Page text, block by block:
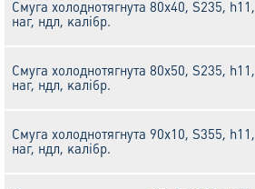
Смуга холоднотягнута 80х40, S235, h11,
наг, ндл, калібр.
Смуга холоднотягнута 80х50, S235, h11,
наг, ндл, калібр.
Смуга холоднотягнута 90х10, S355, h11,
наг, ндл, калібр.